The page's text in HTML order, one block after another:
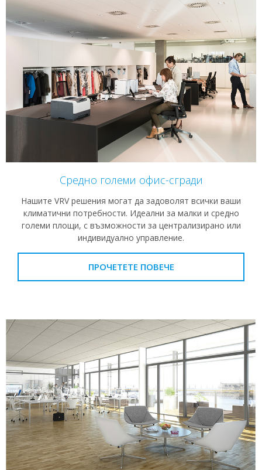
Средно големи офис-сгради
Нашите VRV решения могат да задоволят всички ваши
климатични потребности. Идеални за малки и средно
големи площи, с възможности за централизирано или
индивидуално управление.
ПРОЧЕТЕТЕ ПОВЕЧЕ